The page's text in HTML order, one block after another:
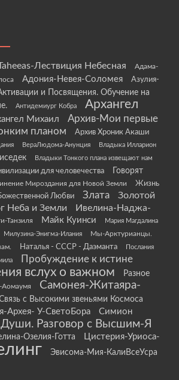
Лествиция Небесная
Адама-
Адония-Невея-Соломея
Азулия-
и Посвящения. Обучение на
Антидемиург Кобра
Архангел
Михаил
Архив-Мои первые
планом
Архив Хроник Акаши
ВераЛюдома-Анунция Владыка Илларион
Владыки Тонкого плана извещают нам
для человечества
Говорят
Мироздания для Новой Земли
Жизнь
Любви
Злата
Золотой
Неба и Земли
Ивелина-Наджа-
Танзиля Майк Куинси Мария Магдалина
Милузина-Энигма-Илания
Мы-Арктурианцы.
Наталья - СССР - Даэманта
Послания
Пробуждение к истине
вслух о важном Разное
Аомаумя
Самонея-Житаяра-
с Высокими звеньями Космоса
Архея- У-СветоБора Симион
Души. Разговор с Высшим-Я
Озелия-Готта
Цистерия-Уриоса-
Эвисома-Мия-КалиВсеУсра